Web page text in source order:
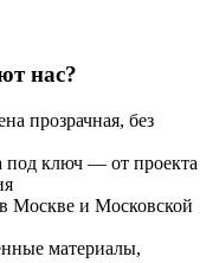
нас?
прозрачная, без
под ключ — от проекта
Москве и Московской
материалы,